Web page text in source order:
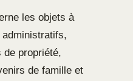
les objets à
de propriété,
de famille et